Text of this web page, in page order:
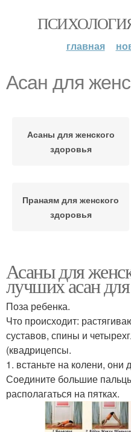
главная
Асан для
Асаны для женского
здоровья
Пранаям для женского
здоровья
Женские асаны
Йог для женских
гормонов
Асаны для
лучших асан
Поза ребенка.
Что происходит:
суставов, спины и
(квадрицепсы.
1. встаньте на колени,
Соедините большие
располагаться на пятках.